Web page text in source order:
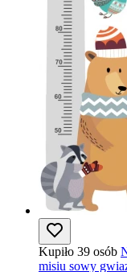
Kupiło 39 osób
misiu sowy